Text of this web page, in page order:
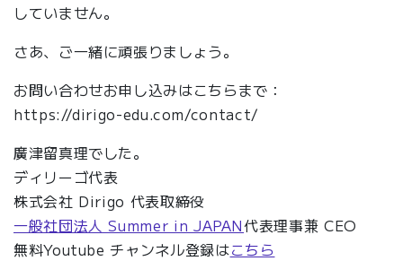
していません。
さあ、ご一緒に頑張りましょう。
お問い合わせお申し込みはこちらまで：
https://dirigo-edu.com/contact/
廣津留真理でした。
ディリーゴ代表
株式会社 Dirigo 代表取締役
一般社団法人 Summer in JAPAN代表理事兼 CEO
無料Youtube チャンネル登録はこちら